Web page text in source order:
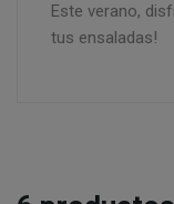
Este verano,
tus ensaladas!